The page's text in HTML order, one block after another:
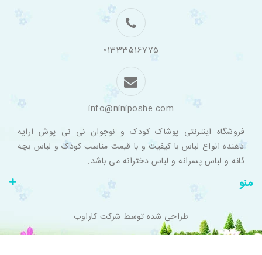
01333516775
info@niniposhe.com
فروشگاه اینترنتی پوشاک کودک و نوجوان نی نی پوش ارایه
دهنده انواع لباس با کیفیت و با قیمت مناسب کودک و لباس بچه
گانه و لباس پسرانه و لباس دخترانه می باشد.
منو
طراحی شده توسط شرکت کاراوب